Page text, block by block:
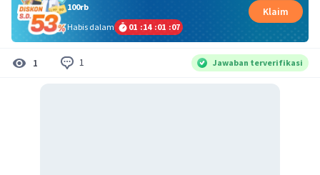
100rb
Habis dalam
01 :14 :01 :06
Klaim
1 1 Jawaban terverifikasi